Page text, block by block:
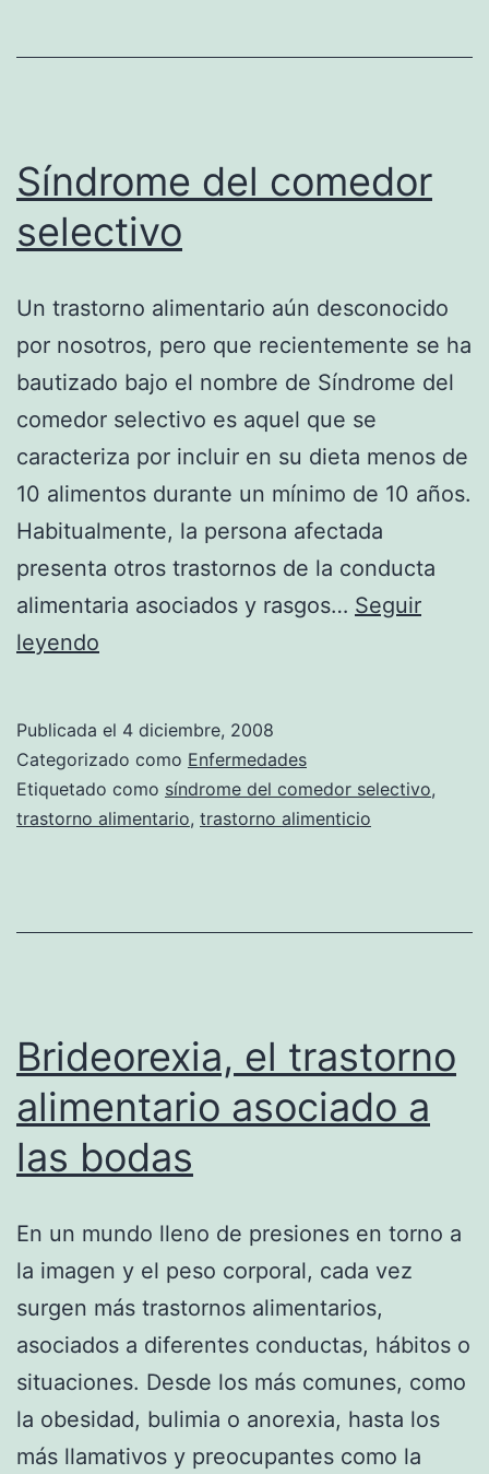
Síndrome del comedor
selectivo
Un trastorno alimentario aún desconocido
por nosotros, pero que recientemente se ha
bautizado bajo el nombre de Síndrome del
comedor selectivo es aquel que se
caracteriza por incluir en su dieta menos de
10 alimentos durante un mínimo de 10 años.
Habitualmente, la persona afectada
presenta otros trastornos de la conducta
alimentaria asociados y rasgos… Seguir
leyendo
selectivo
Publicada el 4 diciembre, 2008
Categorizado como Enfermedades
Etiquetado como síndrome del comedor selectivo,
trastorno alimentario, trastorno alimenticio
Brideorexia, el trastorno
alimentario asociado a
las bodas
En un mundo lleno de presiones en torno a
la imagen y el peso corporal, cada vez
surgen más trastornos alimentarios,
asociados a diferentes conductas, hábitos o
situaciones. Desde los más comunes, como
la obesidad, bulimia o anorexia, hasta los
más llamativos y preocupantes como la